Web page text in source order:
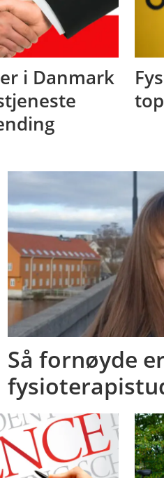
i Danmark
Så fornøyde